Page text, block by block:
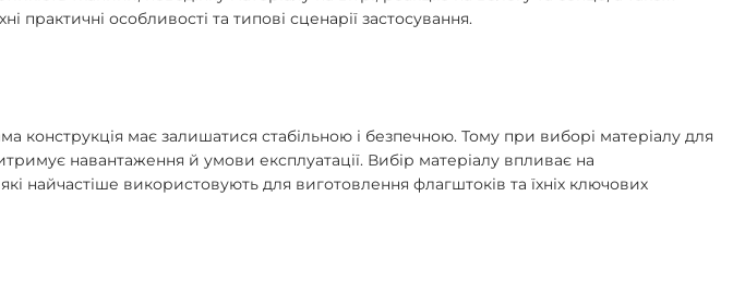
особливості та типові сценарії застосування.
конструкція має залишатися стабільною і безпечною. Тому при виборі матеріалу для
навантаження й умови експлуатації. Вибір матеріалу впливає на
найчастіше використовують для виготовлення флагштоків та їхніх ключових